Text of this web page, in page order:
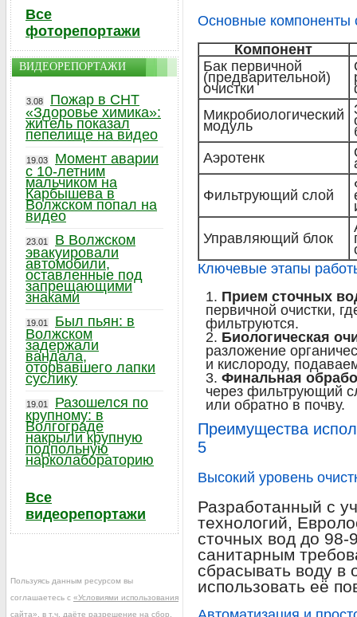
Основные компоненты
Компонент
Бак первичной
(предварительной)
очистки
Микробиологический
модуль
Аэротенк
Фильтрующий слой
Управляющий блок
Ключевые этапы
Прием сточных
первичной очистки,
фильтруются.
Биологическая
разложение
и кислороду,
Финальная
через фильтрующий
или обратно в почву.
Преимущества
5
Высокий уровень
Разработанный с
технологий,
сточных вод до 98-
санитарным
сбрасывать воду
использовать её
Все
фоторепортажи
ВИДЕОРЕПОРТАЖИ
3.08
Пожар в СНТ
«Здоровье химика»:
житель показал
пепелище на видео
19.03
Момент аварии
с 10-летним
мальчиком на
Карбышева в
Волжском попал на
видео
23.01
В Волжском
эвакуировали
автомобили,
оставленные под
запрещающими
знаками
19.01
Был пьян: в
Волжском
задержали
вандала,
оторвавшего лапки
суслику
19.01
Разошелся по
крупному: в
Волгограде
накрыли крупную
подпольную
нарколабораторию
Все
видеорепортажи
Пользуясь данным ресурсом вы
соглашаетесь с «Условиями использования
сайта» , в т.ч. даёте разрешение на сбор,